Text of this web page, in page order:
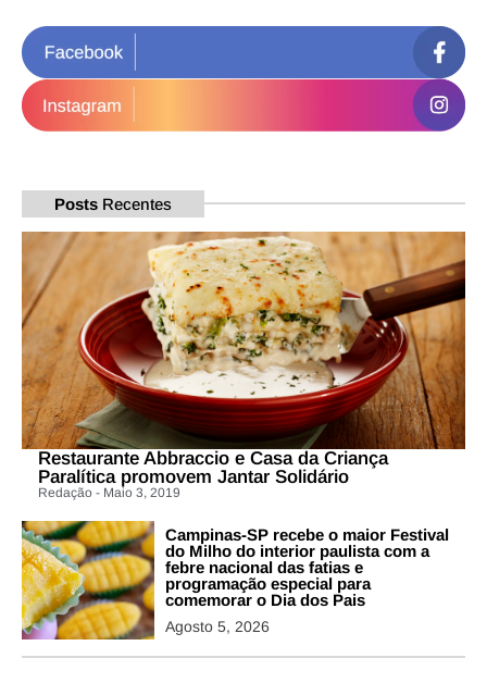
Posts Recentes
Restaurante Abbraccio e Casa da Criança
Paralítica promovem Jantar Solidário
Redação - Maio 3, 2019
Campinas-SP recebe o maior Festival
do Milho do interior paulista com a
febre nacional das fatias e
programação especial para
comemorar o Dia dos Pais
Agosto 5, 2026